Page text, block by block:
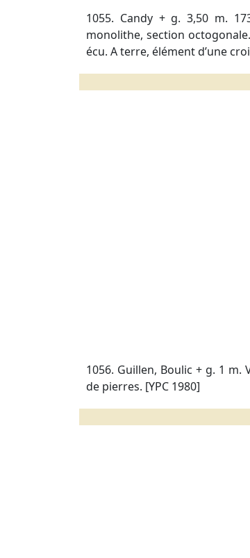
1055. Candy + g. 3,50 m.
monolithe, section
écu. A terre, élément d’une
1056. Guillen, Boulic + g. 1
de pierres. [YPC 1980]